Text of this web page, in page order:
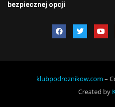
bezpiecznej opcji
klubpodroznikow.com –
Created by